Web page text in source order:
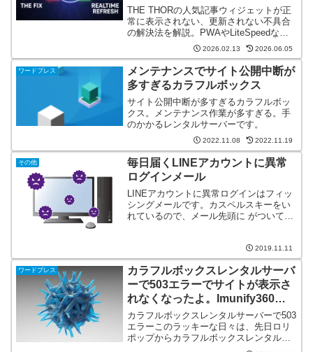
THE THORの人気記事ウィジェットが正
常に表示されない、更新されない不具合
の解決法を解説。PWAやLiteSpeedなど
のキャッシュクリアでも直らない原因は
「集計サイクル」にありました。リアル
タイム集計への切り替えなど、今すぐ試
せる具体的な対処手順をまとめていま
す。
2026.02.13 2026.06.05
ワードプレス
メンテナンスでサイト公開中断が
多すぎるカラフルボックス
サイト公開中断が多すぎるカラフルボッ
クス。メンテナンス作業が多すぎる。手
のかかるレンタルサーバーです。
2022.11.08 2022.11.19
その他
毎日届くLINEアカウントに異常
ログインメール
LINEアカウントに異常ログインはフィッ
シングメールです。カスペルスキーをい
れているので、メール先頭に がついてま
信します。）情報はいろいろと出回...
2019.11.11
ワードプレス
カラフルボックスレンタルサーバ
ーで503エラーでサイトが表示さ
れなくなったよ。Imunify360に
感染ログが！
カラフルボックスレンタルサーバーで503
エラーこのラッキーな日々は、先日ロリ
ポップからカラフルボックスレンタルサ
ーバーへ引っ越ししたのですが、突然503